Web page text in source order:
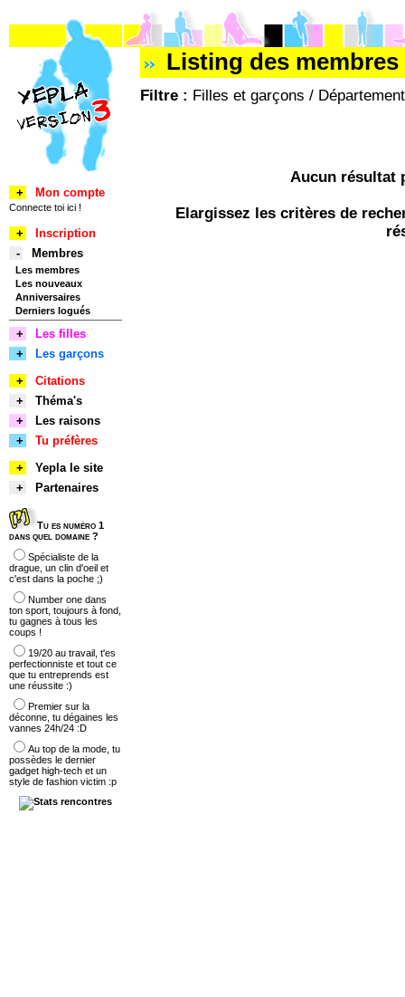
Listing des
Filtre : Filles et garçons /
Aucun résultat
Elargissez les critères de
+ Mon compte
Connecte toi ici !
+
Inscription
-
Membres
Les membres
Les nouveaux
Anniversaires
Derniers logués
+
Les filles
+
Les garçons
+
Citations
+
Théma's
+
Les raisons
+
Tu préfères
+
Yepla le site
+
Partenaires
Tu es numéro 1
dans quel domaine ?
Spécialiste de la
drague, un clin d'oeil et
c'est dans la poche ;)
Number one dans
ton sport, toujours à fond,
tu gagnes à tous les
coups !
19/20 au travail, t'es
perfectionniste et tout ce
que tu entreprends est
une réussite :)
Premier sur la
déconne, tu dégaines les
vannes 24h/24 :D
Au top de la mode, tu
possèdes le dernier
gadget high-tech et un
style de fashion victim :p